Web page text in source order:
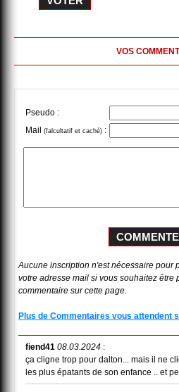
VOS
Pseudo :
Mail (falcultatif et caché) :
Aucune inscription n'est nécessaire pour
votre adresse mail si vous souhaitez être
commentaire sur cette page.
Plus de Commentaires vous attendent
fiend41 08.03.2024 :
ça cligne trop pour dalton... mais il ne
les plus épatants de son enfance .. et